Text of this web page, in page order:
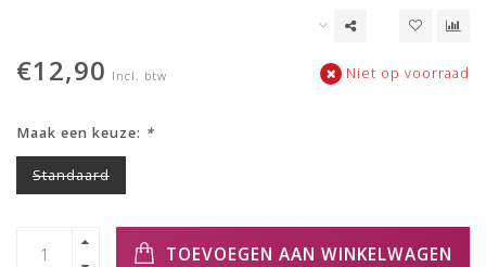
€12,90 Incl. btw Niet op voorraad
Maak een keuze: *
Standaard
TOEVOEGEN AAN WINKELWAGEN